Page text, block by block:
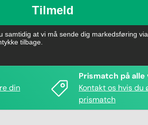
Tilmeld
samtidig at vi må sende dig markedsføring
tilbage.
din
Prismatch på alle
Kontakt os hvis du
prismatch